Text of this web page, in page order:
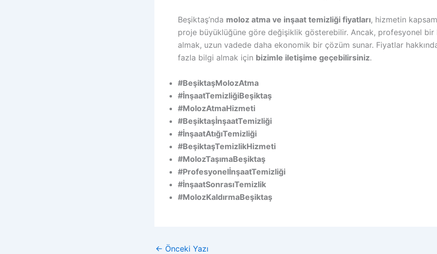
Beşiktaş’nda moloz atma ve inşaat temizliği fiyatları, hizmetin
proje büyüklüğüne göre değişiklik gösterebilir. Ancak, profesyonel bir
almak, uzun vadede daha ekonomik bir çözüm sunar. Fiyatlar
fazla bilgi almak için bizimle iletişime geçebilirsiniz.
#BeşiktaşMolozAtma
#İnşaatTemizliğiBeşiktaş
#MolozAtmaHizmeti
#BeşiktaşİnşaatTemizliği
#İnşaatAtığıTemizliği
#BeşiktaşTemizlikHizmeti
#MolozTaşımaBeşiktaş
#ProfesyonelİnşaatTemizliği
#İnşaatSonrasıTemizlik
#MolozKaldırmaBeşiktaş
← Önceki Yazı